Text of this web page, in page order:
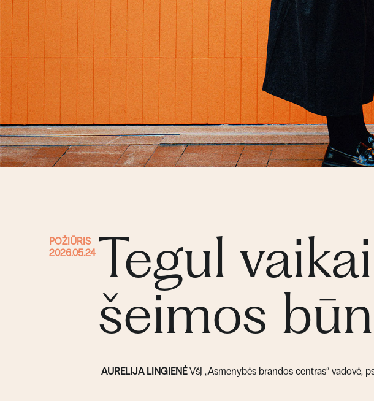
POŽIŪRIS
2026.05.24 Tegul
šeimos
AURELIJA LINGIENĖ VšĮ „Asmenybės brandos centras“ vadovė,